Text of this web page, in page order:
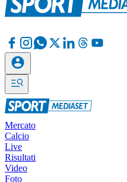
Mercato
Calcio
Live
Risultati
Video
Foto